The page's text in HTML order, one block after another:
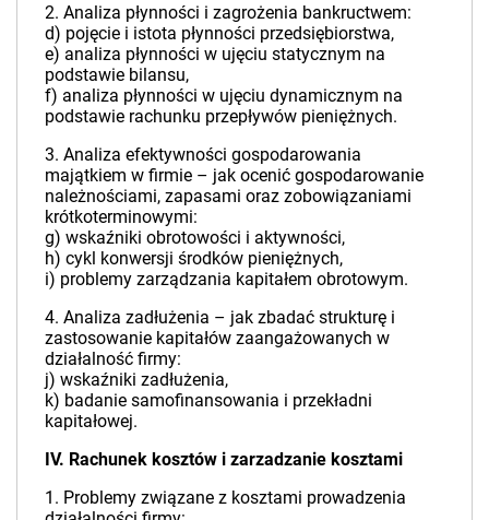
2. Analiza płynności i zagrożenia bankructwem:
d) pojęcie i istota płynności przedsiębiorstwa,
e) analiza płynności w ujęciu statycznym na
podstawie bilansu,
f) analiza płynności w ujęciu dynamicznym na
podstawie rachunku przepływów pieniężnych.
3. Analiza efektywności gospodarowania
majątkiem w firmie – jak ocenić gospodarowanie
należnościami, zapasami oraz zobowiązaniami
krótkoterminowymi:
g) wskaźniki obrotowości i aktywności,
h) cykl konwersji środków pieniężnych,
i) problemy zarządzania kapitałem obrotowym.
4. Analiza zadłużenia – jak zbadać strukturę i
zastosowanie kapitałów zaangażowanych w
działalność firmy:
j) wskaźniki zadłużenia,
k) badanie samofinansowania i przekładni
kapitałowej.
IV. Rachunek kosztów i zarzadzanie kosztami
1. Problemy związane z kosztami prowadzenia